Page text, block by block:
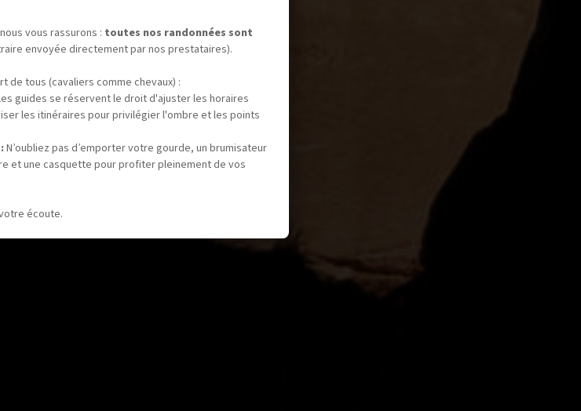
vous rassurons : toutes nos randonnées sont
envoyée directement par nos prestataires).
de tous (cavaliers comme chevaux) :
guides se réservent le droit d'ajuster les horaires
les itinéraires pour privilégier l'ombre et les points
N’oubliez pas d’emporter votre gourde, un brumisateur
et une casquette pour profiter pleinement de vos
écoute.